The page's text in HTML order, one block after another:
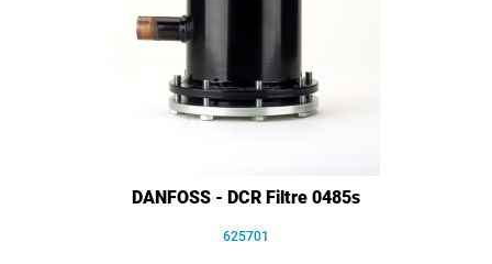
DANFOSS - DCR Filtre 0485s
625701